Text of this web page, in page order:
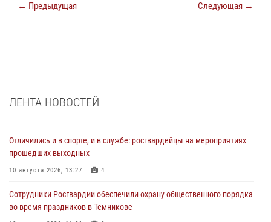
← Предыдущая Следующая →
ЛЕНТА НОВОСТЕЙ
Отличились и в спорте, и в службе: росгвардейцы на мероприятиях
прошедших выходных
10 августа 2026, 13:27 4
Сотрудники Росгвардии обеспечили охрану общественного порядка
во время праздников в Темникове